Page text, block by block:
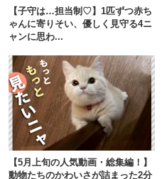
【子守は…担当制♡】1匹ずつ赤ち
ゃんに寄りそい、優しく見守る4ニ
ャンに思わ...
【5月上旬の人気動画・総集編！】
動物たちのかわいさが詰まった2分
pecodogs
いぬ部をフォロー